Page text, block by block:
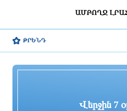
հնարավոր է կարկուտ
ԱՄԲՈՂՋ
ԹՐԵՆԴ
Վերջին 7